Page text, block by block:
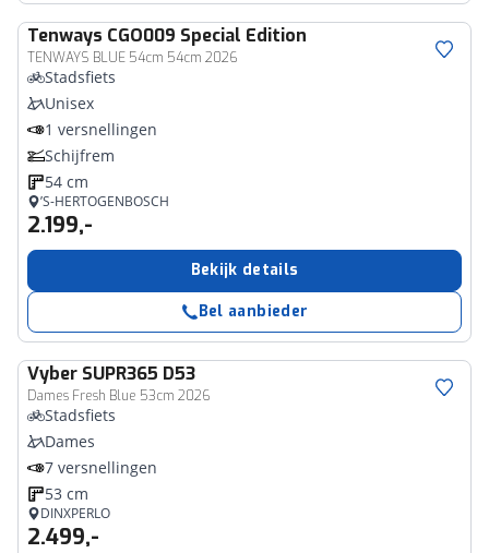
Tenways CGO009 Special Edition
TENWAYS BLUE 54cm 54cm 2026
Stadsfiets
Unisex
1 versnellingen
Schijfrem
54 cm
’S-HERTOGENBOSCH
2.199,-
Bekijk details
Bel aanbieder
Vyber SUPR365 D53
Dames Fresh Blue 53cm 2026
Stadsfiets
Dames
7 versnellingen
53 cm
DINXPERLO
2.499,-